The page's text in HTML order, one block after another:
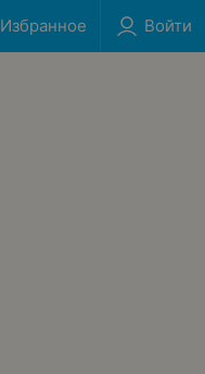
Избранное Войти